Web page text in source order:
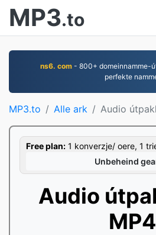
MP3.to
ns6. com - 800+ domeinnamme-
perfekte
MP3.to Alle ark Audio
Free plan: 1 konverzje/ oere, 1
Unbeheind
Audio
MP4